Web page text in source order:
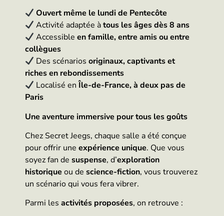
Ouvert même le lundi de Pentecôte
Activité adaptée àtous les âges dès 8 ans
Accessibleen famille, entre amis ou entre
collègues
Des scénariosoriginaux, captivants et
riches en rebondissements
Localisé enÎle-de-France, à deux pas de
Paris
Une aventure immersive pour tous les goûts
Chez Secret Jeegs, chaque salle a été conçue
pour offrir une expérience unique. Que vous
soyez fan de suspense, d’exploration
historique ou de science-fiction, vous trouverez
un scénario qui vous fera vibrer.
Parmi les activités proposées, on retrouve :